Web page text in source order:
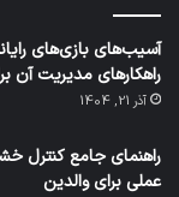
آسیب‌های بازی‌های
راهکارهای مدیریت آن
آذر 21, 1404
راهنمای جامع کنترل
عملی برای والدین